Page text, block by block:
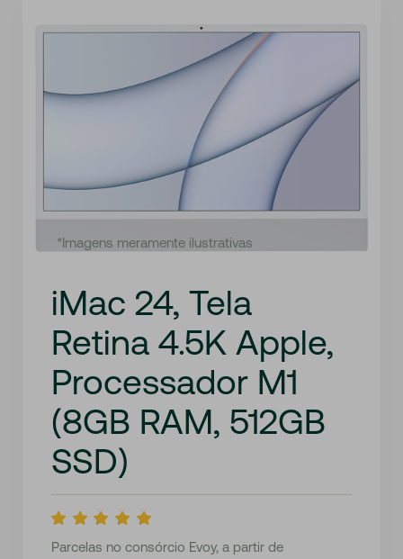
*Imagens meramente ilustrativas
iMac 24, Tela
Retina 4.5K Apple,
Processador M1
(8GB RAM, 512GB
SSD)
Parcelas no consórcio Evoy, a partir de